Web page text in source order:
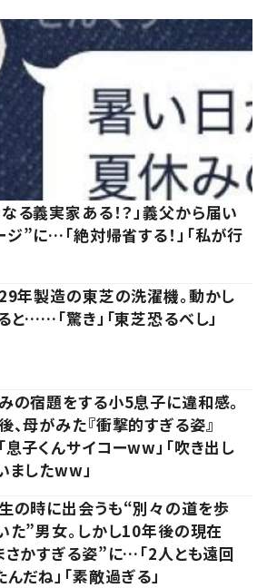
る義実家ある！？」義父から届い
”に…「絶対帰省する！」「私が行
年製造の東芝の洗濯機。動かし
と……「驚き」「東芝恐るべし」
の宿題をする小5息子に違和感。
母がみた『衝撃的すぎる姿』
息子くんサイコーww」「吹き出し
ましたww」
の時に出会うも“別々の道を歩
た”男女。しかし10年後の現在
かすぎる姿”に…「2人とも遠回
んだね」「素敵過ぎる」